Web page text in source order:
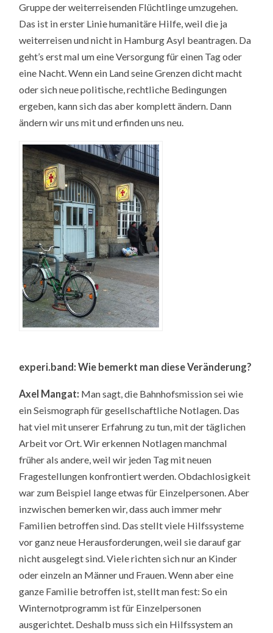
Gruppe der weiterreisenden Flüchtlinge umzugehen.
Das ist in erster Linie humanitäre Hilfe, weil die ja
weiterreisen und nicht in Hamburg Asyl beantragen. Da
geht’s erst mal um eine Versorgung für einen Tag oder
eine Nacht. Wenn ein Land seine Grenzen dicht macht
oder sich neue politische, rechtliche Bedingungen
ergeben, kann sich das aber komplett ändern. Dann
ändern wir uns mit und erfinden uns neu.
experi.band: Wie bemerkt man diese Veränderung?
Axel Mangat: Man sagt, die Bahnhofsmission sei wie
ein Seismograph für gesellschaftliche Notlagen. Das
hat viel mit unserer Erfahrung zu tun, mit der täglichen
Arbeit vor Ort. Wir erkennen Notlagen manchmal
früher als andere, weil wir jeden Tag mit neuen
Fragestellungen konfrontiert werden. Obdachlosigkeit
war zum Beispiel lange etwas für Einzelpersonen. Aber
inzwischen bemerken wir, dass auch immer mehr
Familien betroffen sind. Das stellt viele Hilfssysteme
vor ganz neue Herausforderungen, weil sie darauf gar
nicht ausgelegt sind. Viele richten sich nur an Kinder
oder einzeln an Männer und Frauen. Wenn aber eine
ganze Familie betroffen ist, stellt man fest: So ein
Winternotprogramm ist für Einzelpersonen
ausgerichtet. Deshalb muss sich ein Hilfssystem an